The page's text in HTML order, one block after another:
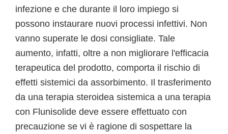
infezione e che durante il loro impiego si
possono instaurare nuovi processi infettivi. Non
vanno superate le dosi consigliate. Tale
aumento, infatti, oltre a non migliorare l'efficacia
terapeutica del prodotto, comporta il rischio di
effetti sistemici da assorbimento. Il trasferimento
da una terapia steroidea sistemica a una terapia
con Flunisolide deve essere effettuato con
precauzione se vi è ragione di sospettare la